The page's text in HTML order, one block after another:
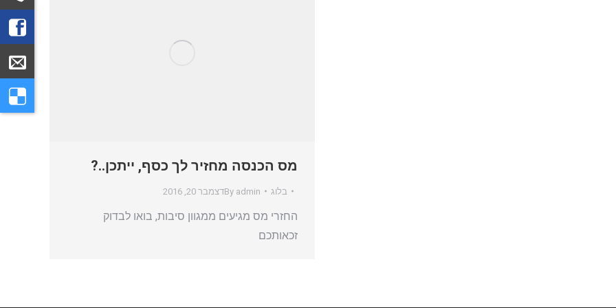
מס הכנסה מחזיר לך כסף, ייתכן..?
בלוג By admin דצמבר 20, 2016
החזרי מס מגיעים ממגוון סיבות, בואו לבדוק
זכאותכם